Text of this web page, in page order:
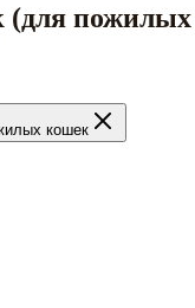
(для пожилых
кошек